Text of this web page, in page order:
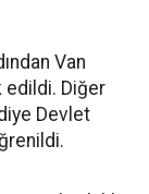
Van
edildi. Diğer
Devlet